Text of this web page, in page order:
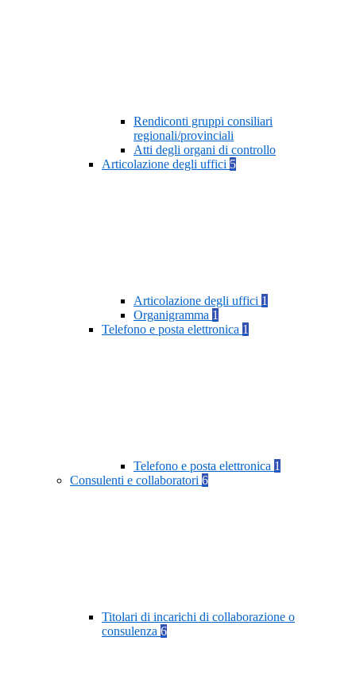
Rendiconti gruppi consiliari
regionali/provinciali
Atti degli organi di controllo
Articolazione degli uffici 5
Articolazione degli uffici 1
Organigramma 1
Telefono e posta elettronica 1
Telefono e posta elettronica 1
Consulenti e collaboratori 6
Titolari di incarichi di collaborazione o
consulenza 6